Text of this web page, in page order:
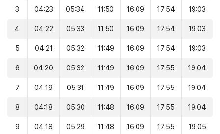
3 04:23 05:34 11:50 16:09 17:54 19:03
4 04:22 05:33 11:50 16:09 17:54 19:03
5 04:21 05:32 11:49 16:09 17:54 19:03
6 04:20 05:32 11:49 16:09 17:55 19:04
7 04:19 05:31 11:49 16:09 17:55 19:04
8 04:18 05:30 11:48 16:09 17:55 19:04
9 04:18 05:29 11:48 16:09 17:55 19:05